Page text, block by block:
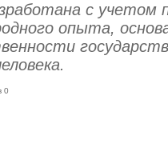
с учетом
опыта,
0